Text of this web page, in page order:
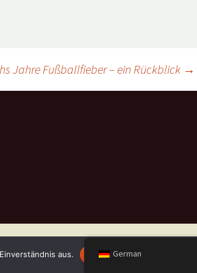
Jahre Fußballfieber – ein Rückblick →
German
aus.